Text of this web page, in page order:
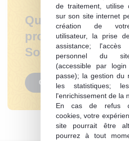
de traitement, utilise
sur son site internet
création de
utilisateur, la prise
assistance;
personnel du
(accessible par
passe); la gestion du
les statistiques;
l'enrichissement de la
En cas de refus
cookies, votre
site pourrait être
pourrez à tout
Quelle est la
projets financés
Sofiprotéol ?
Consulter